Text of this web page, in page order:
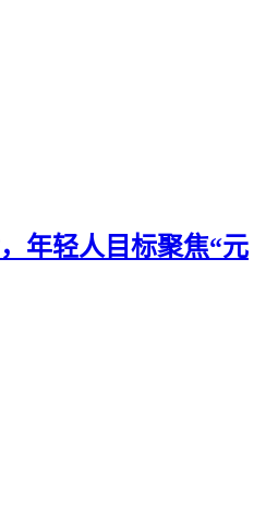
年轻人目标聚焦“元